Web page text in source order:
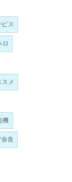
ビス
ロ
スメ
機
良